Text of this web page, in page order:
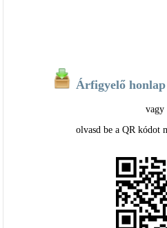
Árfigyelő
vagy
olvasd be a QR kódot